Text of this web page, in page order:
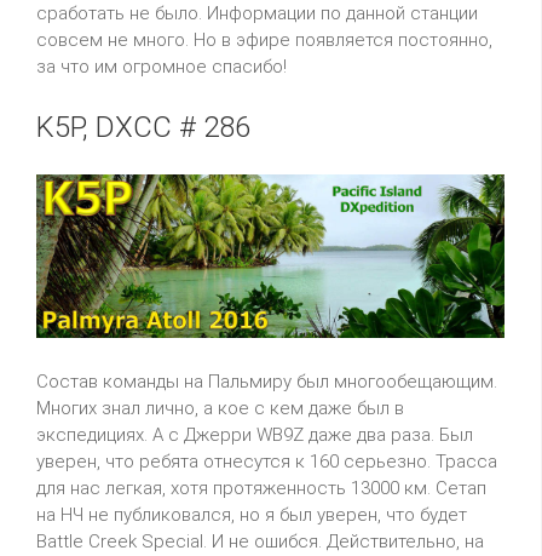
сработать не было. Информации по данной станции
совсем не много. Но в эфире появляется постоянно,
за что им огромное спасибо!
K5P, DXCC # 286
Состав команды на Пальмиру был многообещающим.
Многих знал лично, а кое с кем даже был в
экспедициях. А с Джерри WB9Z даже два раза. Был
уверен, что ребята отнесутся к 160 серьезно. Трасса
для нас легкая, хотя протяженность 13000 км. Сетап
на НЧ не публиковался, но я был уверен, что будет
Battle Creek Special. И не ошибся. Действительно, на